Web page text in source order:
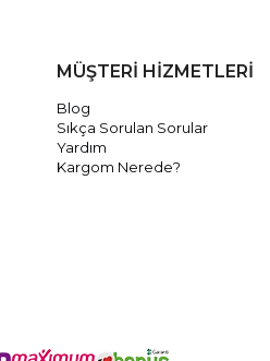
MÜŞTERİ HİZMETLERİ
Blog
Sıkça Sorulan Sorular
Yardım
Kargom Nerede?